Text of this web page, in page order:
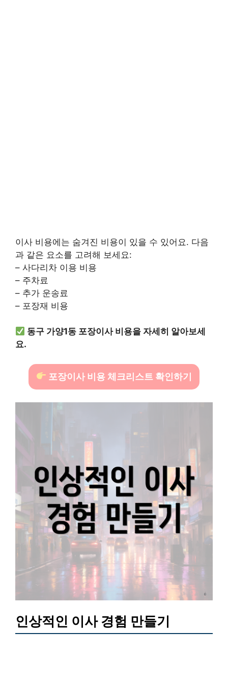
이사 비용에는 숨겨진 비용이 있을 수 있어요. 다음
과 같은 요소를 고려해 보세요:
– 사다리차 이용 비용
– 주차료
– 추가 운송료
– 포장재 비용
동구 가양1동 포장이사 비용을 자세히 알아보세
요.
포장이사 비용 체크리스트 확인하기
인상적인 이사 경험 만들기